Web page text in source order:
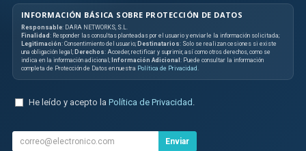
INFORMACIÓN BÁSICA SOBRE PROTECCIÓN DE DATOS
Responsable: DARA NETWORKS, S.L.
Finalidad : Responder las consultas planteadas por el usuario y enviarle la información solicitada;
Legitimación: Consentimiento del usuario; Destinatarios: Solo se realizan cesiones si existe
una obligación legal; Derechos: Acceder, rectificar y suprimir, así como otros derechos, como se
indica en la información adicional; Información Adicional : Puede consultar la información
completa de Protección de Datos en nuestra Política de Privacidad
He leído y acepto la Política de Privacidad
Enviar